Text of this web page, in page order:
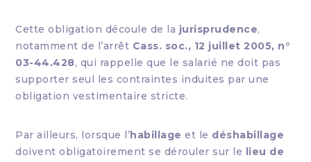
Cette obligation découle de la jurisprudence,
notamment de l’arrêt Cass. soc., 12 juillet 2005, n°
03-44.428, qui rappelle que le salarié ne doit pas
supporter seul les contraintes induites par une
obligation vestimentaire stricte.
Par ailleurs, lorsque l’habillage et le déshabillage
doivent obligatoirement se dérouler sur le lieu de